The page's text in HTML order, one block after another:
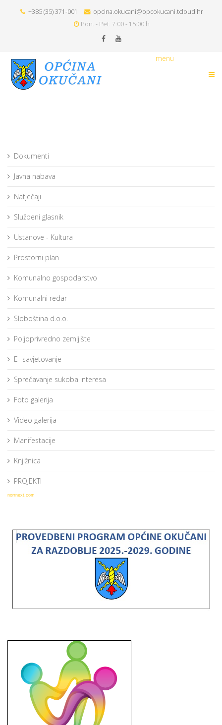
+385 (35) 371-001
opcina.okucani@opcokucani.tcloud.hr
Pon. - Pet. 7:00 - 15:00 h
menu
Dokumenti
Javna nabava
Natječaji
Službeni glasnik
Ustanove - Kultura
Prostorni plan
Komunalno gospodarstvo
Komunalni redar
Sloboština d.o.o.
Poljoprivredno zemljište
E- savjetovanje
Sprečavanje sukoba interesa
Foto galerija
Video galerija
Manifestacije
Knjižnica
PROJEKTI
norrnext.com